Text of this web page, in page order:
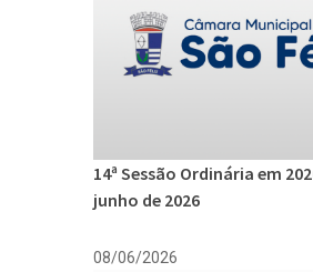
14ª Sessão Ordinária em
junho de 2026
08/06/2026